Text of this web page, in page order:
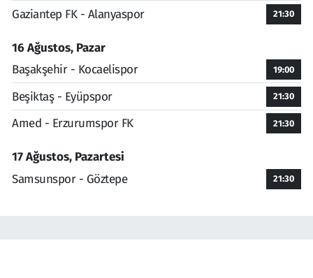
Gaziantep FK - Alanyaspor 21:30
16 Ağustos, Pazar
Başakşehir - Kocaelispor
19:00
Beşiktaş - Eyüpspor 21:30
Amed - Erzurumspor FK 21:30
17 Ağustos, Pazartesi
Samsunspor - Göztepe
21:30